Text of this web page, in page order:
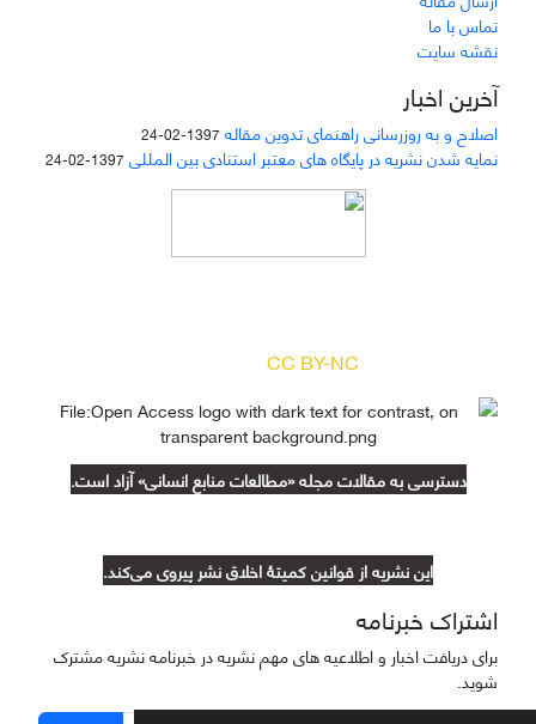
تماس با ما
نقشه سایت
آخرین اخبار
اصلاح و به روزرسانی راهنمای تدوین مقاله 1397-02-24
نمایه شدن نشریه در پایگاه های معتبر استنادی بین المللی 1397-02-24
CC BY-NC
دسترسی به مقالات مجله «مطالعات منابع انسانی» آزاد است.
این نشریه از قوانین کمیتۀ اخلاق نشر پیروی می‌کند.
اشتراک خبرنامه
برای دریافت اخبار و اطلاعیه های مهم نشریه در خبرنامه نشریه مشترک
شوید.